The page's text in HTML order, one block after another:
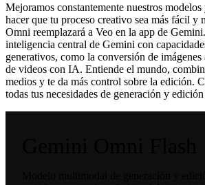
Mejoramos constantemente nuestros
hacer que tu proceso creativo sea más fácil y
Omni reemplazará a Veo en la app de
inteligencia central de Gemini con
generativos, como la conversión de
de videos con IA. Entiende el mundo,
medios y te da más control sobre la edición.
todas tus necesidades de generación y